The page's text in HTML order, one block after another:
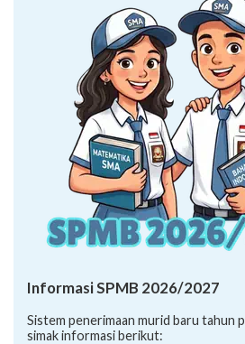
Informasi SPMB 2026/2027
Sistem penerimaan murid baru tahun
simak informasi berikut: